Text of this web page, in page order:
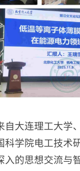
大连理工大学
学院电工技术
的思想交流与